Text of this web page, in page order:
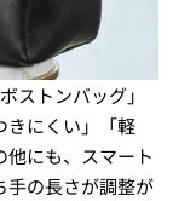
ストンバッグ」
きにくい」「軽
にも、スマート
手の長さが調整が